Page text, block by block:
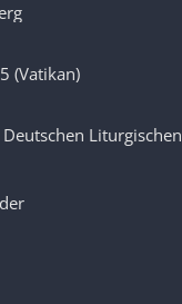
(Vatikan)
Liturgischen